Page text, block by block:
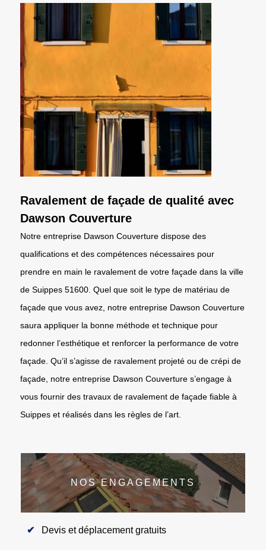
Ravalement de façade de qualité avec
Dawson Couverture
Notre entreprise Dawson Couverture dispose des
qualifications et des compétences nécessaires pour
prendre en main le ravalement de votre façade dans la ville
de Suippes 51600. Quel que soit le type de matériau de
façade que vous avez, notre entreprise Dawson Couverture
saura appliquer la bonne méthode et technique pour
redonner l’esthétique et renforcer la performance de votre
façade. Qu’il s’agisse de ravalement projeté ou de crépi de
façade, notre entreprise Dawson Couverture s’engage à
vous fournir des travaux de ravalement de façade fiable à
Suippes et réalisés dans les règles de l’art.
NOS ENGAGEMENTS
Devis et déplacement gratuits